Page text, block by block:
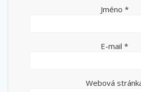
Jméno *
E-mail *
Webová